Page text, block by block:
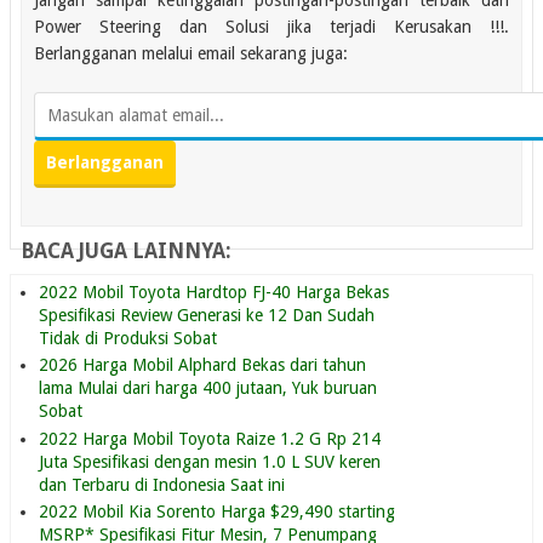
Power Steering dan Solusi jika terjadi Kerusakan !!!.
Berlangganan melalui email sekarang juga:
BACA JUGA LAINNYA:
2022 Mobil Toyota Hardtop FJ-40 Harga Bekas
Spesifikasi Review Generasi ke 12 Dan Sudah
Tidak di Produksi Sobat
2026 Harga Mobil Alphard Bekas dari tahun
lama Mulai dari harga 400 jutaan, Yuk buruan
Sobat
2022 Harga Mobil Toyota Raize 1.2 G Rp 214
Juta Spesifikasi dengan mesin 1.0 L SUV keren
dan Terbaru di Indonesia Saat ini
2022 Mobil Kia Sorento Harga $29,490 starting
MSRP* Spesifikasi Fitur Mesin, 7 Penumpang